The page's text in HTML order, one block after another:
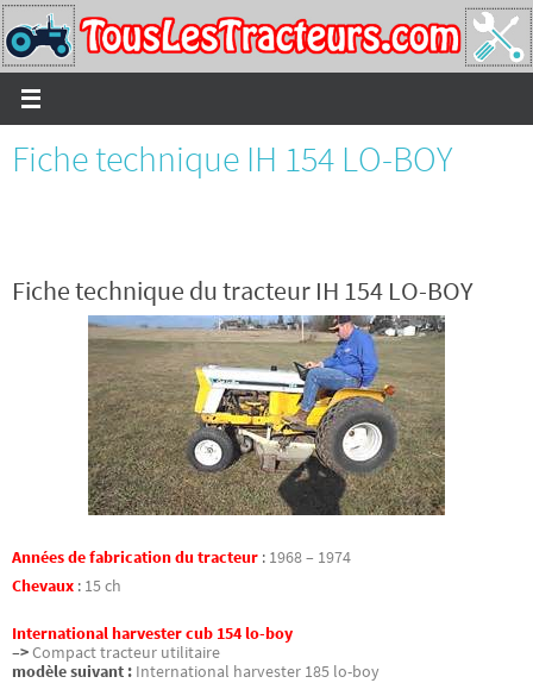
Passer
vers
le
contenu
Fiche technique IH 154 LO-BOY
Fiche technique du tracteur IH 154 LO-BOY
Années de fabrication du tracteur : 1968 – 1974
Chevaux : 15 ch
International harvester cub 154 lo-boy
–>Compact tracteur utilitaire
modèle suivant : International harvester 185 lo-boy